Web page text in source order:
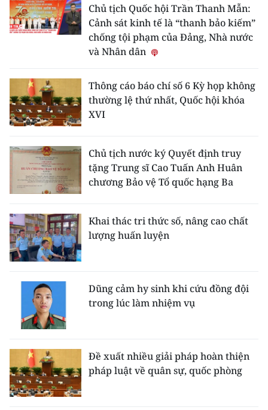
Chủ tịch Quốc hội Trần Thanh Mẫn:
Cảnh sát kinh tế là “thanh bảo kiếm”
chống tội phạm của Đảng, Nhà nước
và Nhân dân
Thông cáo báo chí số 6 Kỳ họp không
thường lệ thứ nhất, Quốc hội khóa
XVI
Chủ tịch nước ký Quyết định truy
tặng Trung sĩ Cao Tuấn Anh Huân
chương Bảo vệ Tổ quốc hạng Ba
Khai thác tri thức số, nâng cao chất
lượng huấn luyện
Dũng cảm hy sinh khi cứu đồng đội
trong lúc làm nhiệm vụ
Đề xuất nhiều giải pháp hoàn thiện
pháp luật về quân sự, quốc phòng